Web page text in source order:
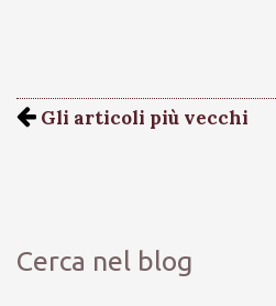
Gli articoli più vecchi
Cerca nel blog